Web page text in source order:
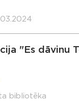
"Es dāvinu
bibliotēka